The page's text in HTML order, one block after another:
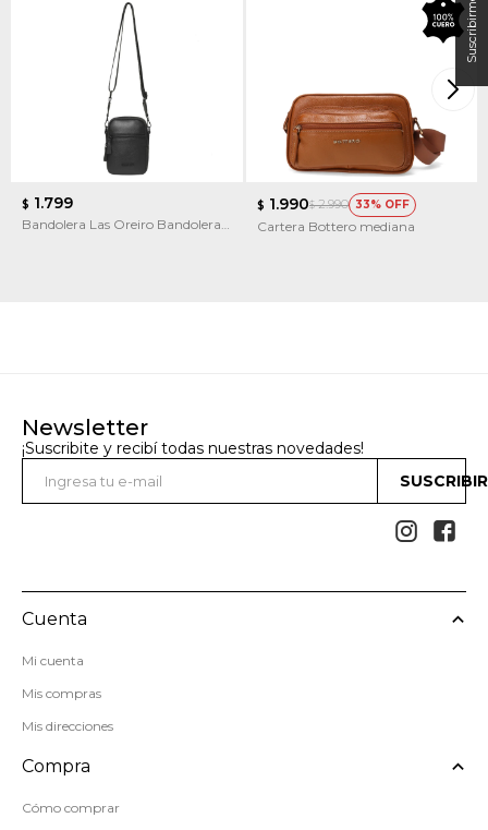
$ 1.799
Bandolera Las Oreiro Bandolera
$ 1.990$ 2.990 33
Cartera Bottero mediana
Newsletter
¡Suscribite y recibí todas nuestras novedades!
 
Cuenta
Mi cuenta
Mis compras
Mis direcciones
Compra
Cómo comprar